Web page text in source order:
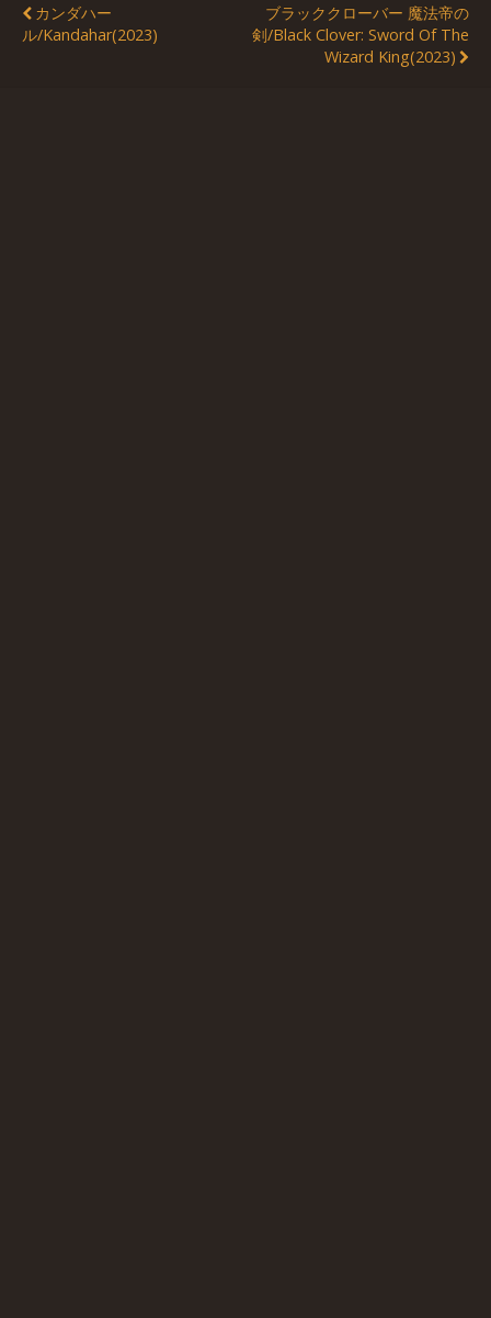
カンダハー
ル/Kandahar(2023)
ブラッククローバー 魔法帝の
剣/Black Clover: Sword Of The
Wizard King(2023)